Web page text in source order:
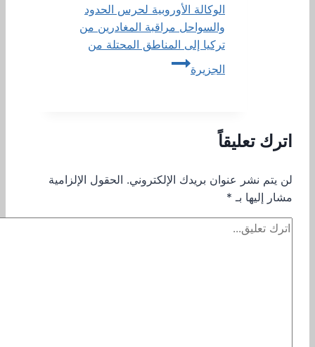
الوكالة الأوروبية لحرس الحدود
والسواحل مراقبة المغادرين من
تركيا إلى المناطق المحتلة من
الجزيرة
اترك تعليقاً
لن يتم نشر عنوان بريدك الإلكتروني. الحقول الإلزامية
مشار إليها بـ *